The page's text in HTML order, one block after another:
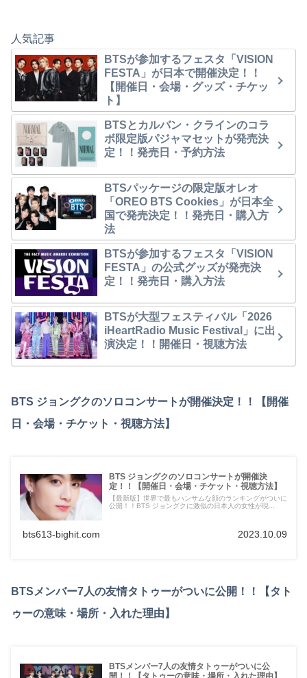
人気記事
BTSが参加するフェスタ「VISION
FESTA」が日本で開催決定！！
【開催日・会場・グッズ・チケッ
ト】
BTSとカルバン・クラインのコラ
ボ限定版パジャマセットが発売決
定！！発売日・予約方法
BTSパッケージの限定版オレオ
「OREO BTS Cookies」が日本全
国で発売決定！！発売日・購入方
法
BTSが参加するフェスタ「VISION
FESTA」の公式グッズが発売決
定！！発売日・購入方法
BTSが大型フェスティバル「2026
iHeartRadio Music Festival」に出
演決定！！開催日・視聴方法
BTS ジョングクのソロコンサートが開催決定！！【開催
日・会場・チケット・視聴方法】
BTS ジョングクのソロコンサートが開催決
定！！【開催日・会場・チケット・視聴方法】
【最新版】世界で最もハンサムな顔のランキングがついに
公開！！BTS ジョングクに激似の日本人の女性が現...
bts613-bighit.com 2023.10.09
BTSメンバー7人の友情タトゥーがついに公開！！【タト
ゥーの意味・場所・入れた理由】
BTSメンバー7人の友情タトゥーがついに公
開！！【タトゥーの意味・場所・入れた理由】